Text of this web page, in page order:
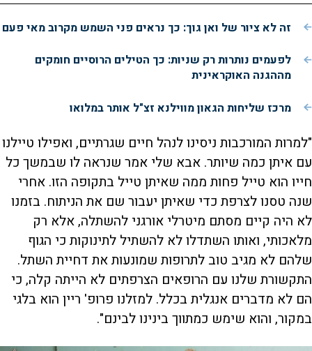
זה לא ציור של ואן גוך: כך נראים פני השמש מקרוב מאי פעם
לפעמים נותרות רק שניות: כך הטילים הרוסיים חומקים
מההגנה האוקראינית
מרכז שליחות הגאון מווילנא זצ"ל אותר במלואו
"למרות המורכבות ניסינו לנהל חיים שגרתיים, ואפילו טיילנו
עם איתן כמה שיותר. אבא שלי אמר שנראה לו שבמשך כל
חייו הוא טייל פחות ממה שאיתן טייל בתקופה הזו. אחרי
שנה טסנו לצרפת כדי שאיתן יעבור שם את הניתוח. בזמנו
לא היה קיים מסתם מיטרלי אורגני להשתלה, אלא רק
מלאכותי, ואותו השתדלו לא להשתיל לתינוקות כי הגוף
שלהם לא מגיב טוב לתרופות שמונעות את דחיית השתל.
התקשורת שלנו עם הרופאים הצרפתים לא הייתה קלה, כי
הם לא מדברים אנגלית בכלל. למזלנו פרופ' ריין הוא בלגי
במקור, והוא שימש כמתווך בינינו לבינם".